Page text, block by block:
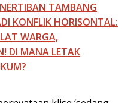
TAMBANG
KONFLIK HORISONTAL:
WARGA,
DI MANA LETAK